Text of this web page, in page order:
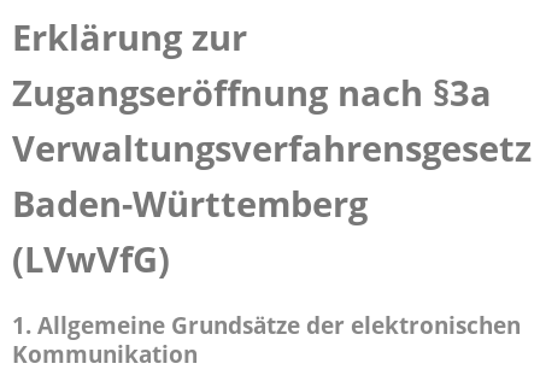
Erklärung zur
Zugangseröffnung nach §3a
Verwaltungsverfahrensgesetz
Baden-Württemberg
(LVwVfG)
1. Allgemeine Grundsätze der elektronischen
Kommunikation